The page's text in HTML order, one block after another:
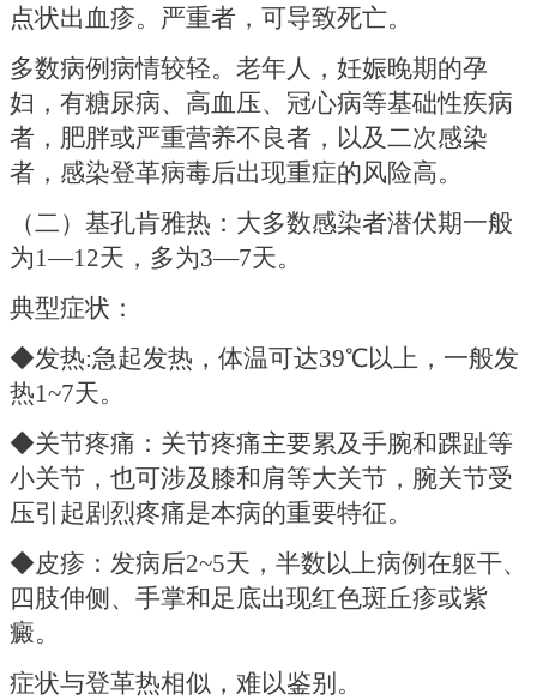
点状出血疹。严重者，可导致死亡。
多数病例病情较轻。老年人，妊娠晚期的孕
妇，有糖尿病、高血压、冠心病等基础性疾病
者，肥胖或严重营养不良者，以及二次感染
者，感染登革病毒后出现重症的风险高。
（二）基孔肯雅热： 大多数感染者潜伏期一般
为1—12天，多为3—7天。
典型症状：
◆发热:急起发热，体温可达39℃以上，一般发
热1~7天。
◆关节疼痛：关节疼痛主要累及手腕和踝趾等
小关节，也可涉及膝和肩等大关节，腕关节受
压引起剧烈疼痛是本病的重要特征。
◆皮疹：发病后2~5天，半数以上病例在躯干、
四肢伸侧、手掌和足底出现红色斑丘疹或紫
癜。
症状与登革热相似，难以鉴别。